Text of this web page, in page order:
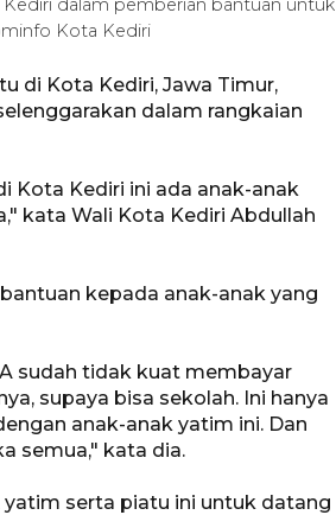
dalam pemberian bantuan untuk
Kota Kediri
di Kota Kediri, Jawa Timur,
dalam rangkaian
Kota Kediri ini ada anak-anak
kata Wali Kota Kediri Abdullah
kepada anak-anak yang
sudah tidak kuat membayar
supaya bisa sekolah. Ini hanya
anak-anak yatim ini. Dan
semua," kata dia.
serta piatu ini untuk datang